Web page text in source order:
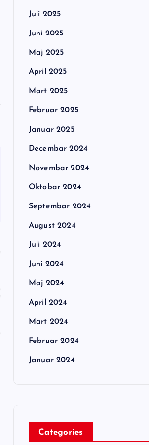
Juli 2025
Juni 2025
Maj 2025
April 2025
Mart 2025
Februar 2025
Januar 2025
Decembar 2024
Novembar 2024
Oktobar 2024
Septembar 2024
August 2024
Juli 2024
Juni 2024
Maj 2024
April 2024
Mart 2024
Februar 2024
Januar 2024
Categories